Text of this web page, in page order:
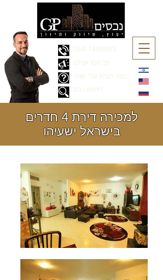
054-7488803
כמה הבית שלי שווה
פרסמו אצלנו
חיפוש נכס
למכירה דירת 4 חדרים
בישראל ישעיהו